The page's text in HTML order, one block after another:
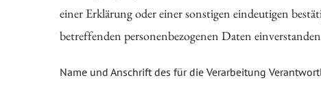
einer Erklärung oder einer sonstigen eindeutigen
betreffenden personenbezogenen Daten
Name und Anschrift des für die Verarbeitung